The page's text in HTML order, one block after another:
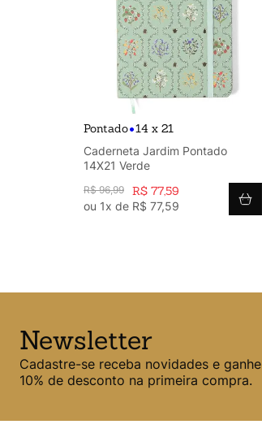
Pontado•14 x 21
Caderneta Jardim Pontado
14X21 Verde
R$ 96,99 R$ 77,59
ou 1x de R$ 77,59
Newsletter
Cadastre-se receba novidades e ganhe
10% de desconto na primeira compra.